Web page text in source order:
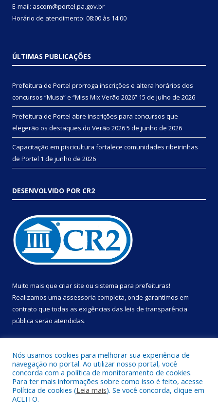
E-mail: ascom@portel.pa.gov.br
Horário de atendimento: 08:00 às 14:00
ÚLTIMAS PUBLICAÇÕES
Prefeitura de Portel prorroga inscrições e altera horários dos
concursos “Musa” e “Miss Mix Verão 2026” 15 de julho de 2026
Prefeitura de Portel abre inscrições para concursos que
elegerão os destaques do Verão 20265 de junho de 2026
Capacitação em piscicultura fortalece comunidades ribeirinhas
de Portel 1 de junho de 2026
DESENVOLVIDO POR CR2
Muito mais que criar site ou sistema para prefeituras!
Realizamos uma assessoria completa, onde garantimos em
contrato que todas as exigências das leis de transparência
pública serão atendidas.
Todos os direitos reservados a Prefeitura Municipal de Portel.
Nós usamos cookies para melhorar sua experiência de
navegação no portal. Ao utilizar nosso portal, você
concorda com a política de monitoramento de cookies.
Para ter mais informações sobre como isso é feito, acesse
Política de cookies (Leia mais). Se você concorda, clique em
ACEITO.